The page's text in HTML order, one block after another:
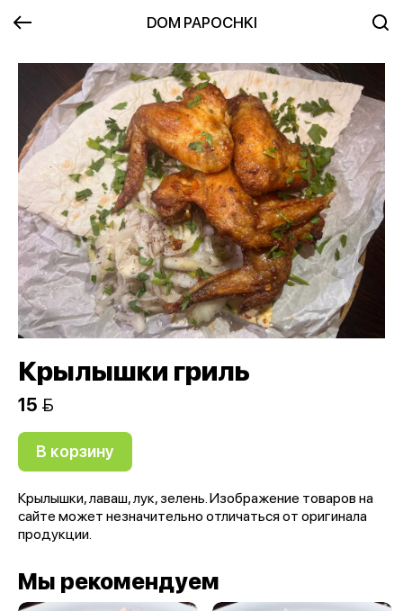
DOM PAPOCHKI
Крылышки гриль
15 
В корзину
Крылышки, лаваш, лук, зелень. Изображение товаров на
сайте может незначительно отличаться от оригинала
продукции.
Мы рекомендуем